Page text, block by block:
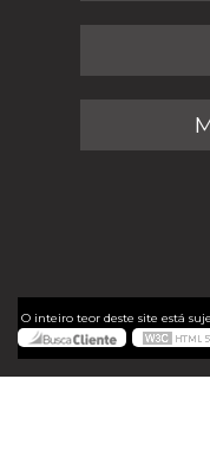
O inteiro teor deste site está